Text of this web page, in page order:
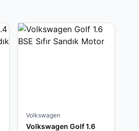
Volkswagen
Volkswagen Golf 1.6